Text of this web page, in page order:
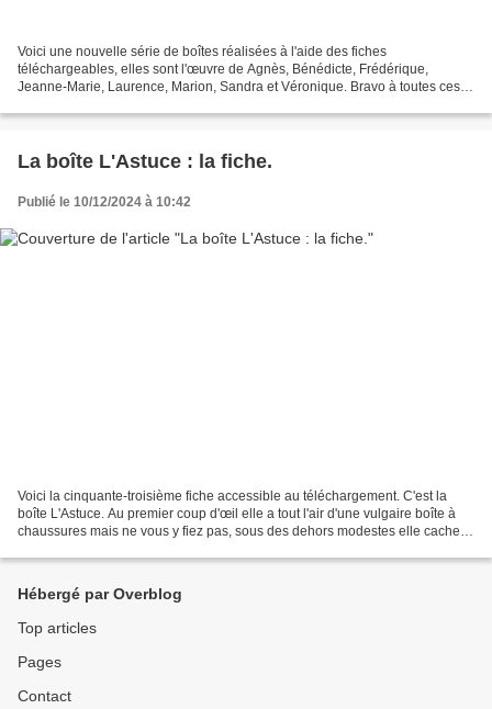
Voici une nouvelle série de boîtes réalisées à l'aide des fiches
téléchargeables, elles sont l'œuvre de Agnès, Bénédicte, Frédérique,
Jeanne-Marie, Laurence, Marion, Sandra et Véronique. Bravo à toutes ces
La boîte L'Astuce : la fiche.
Publié le 10/12/2024 à 10:42
Voici la cinquante-troisième fiche accessible au téléchargement. C'est la
boîte L'Astuce. Au premier coup d'œil elle a tout l'air d'une vulgaire boîte à
chaussures mais ne vous y fiez pas, sous des dehors modestes elle cache
Hébergé par Overblog
Top articles
Pages
Contact